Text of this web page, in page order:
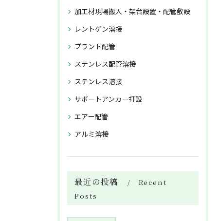
加工材現場搬入・架台設置・配管敷設
レントゲン溶接
プラント配管
ステンレス配管溶接
ステンレス溶接
サポートアンカー打設
エアー配管
アルミ溶接
最近の投稿
Recent
Posts